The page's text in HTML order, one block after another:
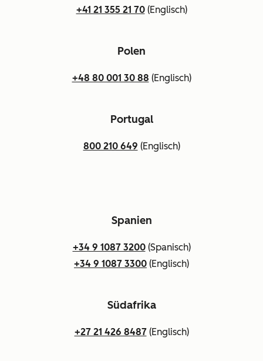
+41 21 355 21 70(Englisch)
Polen
+48 80 001 30 88 (Englisch)
Portugal
800 210 649 (Englisch)
Spanien
+34 9 1087 3200(Spanisch)
+34 9 1087 3300 (Englisch)
Südafrika
+27 21 426 8487(Englisch)